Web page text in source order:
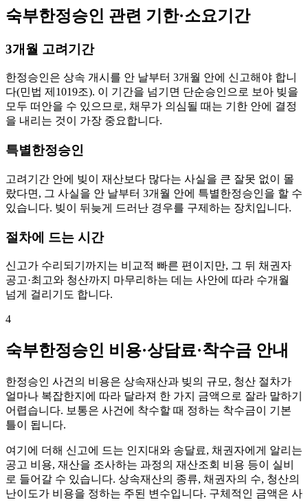
숙부한정승인 관련 기한·소요기간
3개월 고려기간
한정승인은 상속 개시를 안 날부터 3개월 안에 신고해야 합니
다(민법 제1019조). 이 기간을 넘기면 단순승인으로 보아 빚을
모두 떠안을 수 있으므로, 채무가 의심될 때는 기한 안에 결정
을 내리는 것이 가장 중요합니다.
특별한정승인
고려기간 안에 빚이 재산보다 많다는 사실을 큰 잘못 없이 몰
랐다면, 그 사실을 안 날부터 3개월 안에 특별한정승인을 할 수
있습니다. 빚이 뒤늦게 드러난 경우를 구제하는 장치입니다.
절차에 드는 시간
신고가 수리되기까지는 비교적 빠른 편이지만, 그 뒤 채권자
공고·최고와 청산까지 마무리하는 데는 사안에 따라 수개월
넘게 걸리기도 합니다.
4
숙부한정승인 비용·상담료·착수금 안내
한정승인 사건의 비용은 상속재산과 빚의 규모, 청산 절차가
얼마나 복잡한지에 따라 달라져 한 가지 금액으로 잘라 말하기
어렵습니다. 보통은 사건에 착수할 때 정하는 착수금이 기본
틀이 됩니다.
여기에 더해 신고에 드는 인지대와 송달료, 채권자에게 알리는
공고 비용, 재산을 조사하는 과정의 재산조회 비용 등이 실비
로 들어갈 수 있습니다. 상속재산의 종류, 채권자의 수, 청산의
난이도가 비용을 정하는 주된 변수입니다. 구체적인 금액은 사